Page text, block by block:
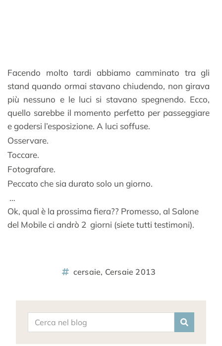
Facendo molto tardi abbiamo camminato tra gli
stand quando ormai stavano chiudendo, non girava
più nessuno e le luci si stavano spegnendo. Ecco,
quello sarebbe il momento perfetto per passeggiare
e godersi l’esposizione. A luci soffuse.
Osservare.
Toccare.
Fotografare.
Peccato che sia durato solo un giorno.
…
Ok, qual è la prossima fiera?? Promesso, al Salone
del Mobile ci andrò 2 giorni (siete tutti testimoni).
cersaie, Cersaie 2013